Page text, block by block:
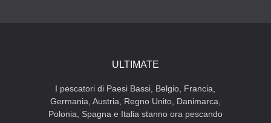
ULTIMATE
I pescatori di Paesi Bassi, Belgio, Francia,
Germania, Austria, Regno Unito, Danimarca,
Polonia, Spagna e Italia stanno ora pescando